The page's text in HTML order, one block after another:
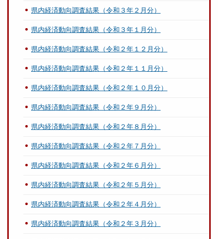
県内経済動向調査結果（令和３年２月分）
県内経済動向調査結果（令和３年１月分）
県内経済動向調査結果（令和２年１２月分）
県内経済動向調査結果（令和２年１１月分）
県内経済動向調査結果（令和２年１０月分）
県内経済動向調査結果（令和２年９月分）
県内経済動向調査結果（令和２年８月分）
県内経済動向調査結果（令和２年７月分）
県内経済動向調査結果（令和２年６月分）
県内経済動向調査結果（令和２年５月分）
県内経済動向調査結果（令和２年４月分）
県内経済動向調査結果（令和２年３月分）